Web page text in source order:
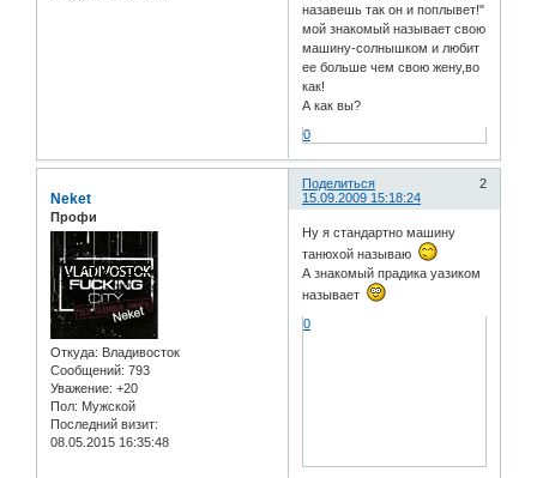
назавешь так он и поплывет!"
мой знакомый называет свою
машину-солнышком и любит
ее больше чем свою жену,во
как!
А как вы?
0
Поделиться
2
15.09.2009 15:18:24
Neket
Профи
Откуда: Владивосток
Сообщений: 793
Уважение: +20
Пол: Мужской
Последний визит:
08.05.2015 16:35:48
Ну я стандартно машину
танюхой называю
А знакомый прадика уазиком
называет
0